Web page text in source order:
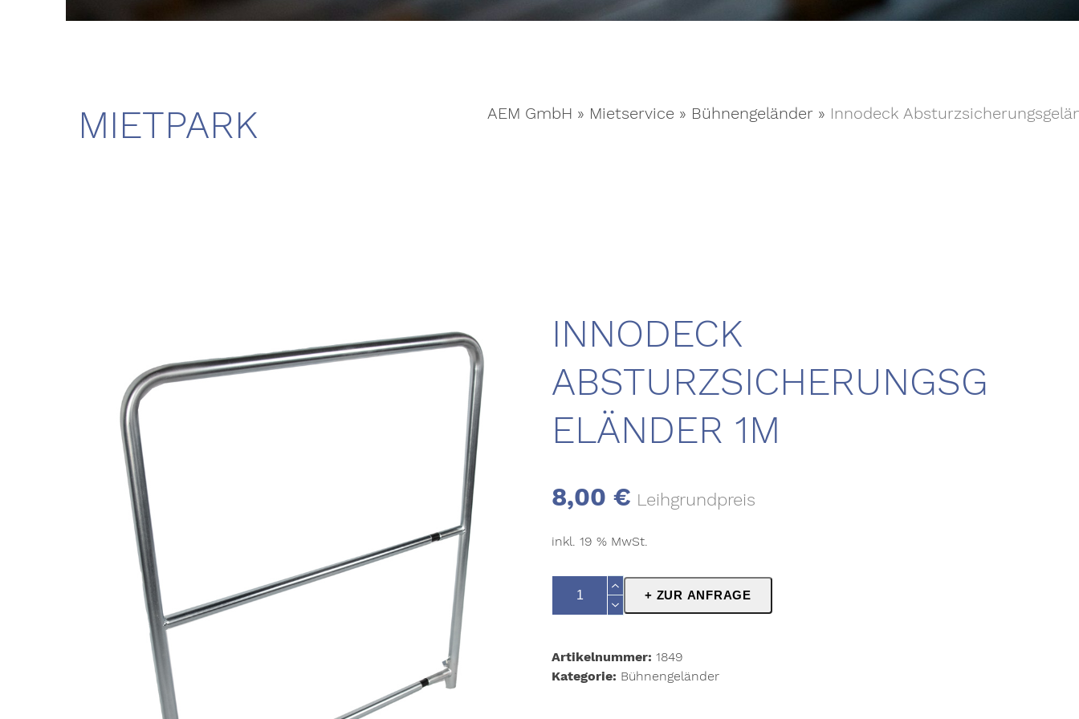
MIETPARK AEM GmbH » Mietservice » Bühnengeländer » Innodeck
INNODECK
ABSTURZSICHERUNGSG
ELÄNDER 1M
8,00 € Leihgrundpreis
inkl. 19 % MwSt.
Absturzsicherungsgeländer
+ ZUR ANFRAGE
Artikelnummer: 1849
Kategorie: Bühnengeländer